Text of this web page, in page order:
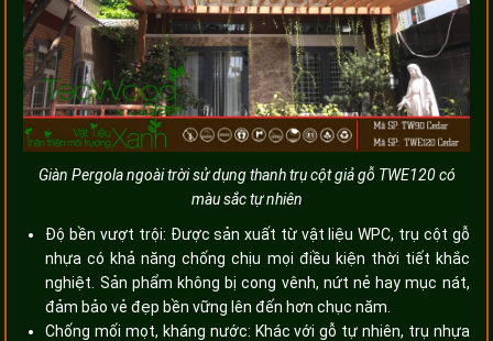
Giàn Pergola ngoài trời sử dụng thanh trụ cột giả gỗ TWE120 có
màu sắc tự nhiên
Độ bền vượt trội: Được sản xuất từ vật liệu WPC, trụ cột gỗ
nhựa có khả năng chống chịu mọi điều kiện thời tiết khắc
nghiệt. Sản phẩm không bị cong vênh, nứt nẻ hay mục nát,
đảm bảo vẻ đẹp bền vững lên đến hơn chục năm.
Chống mối mọt, kháng nước: Khác với gỗ tự nhiên, trụ nhựa